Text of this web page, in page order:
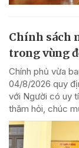
Chính sách
trong vùng
Chính phủ vừa
04/8/2026 quy
với Người có uy
thăm hỏi, chúc